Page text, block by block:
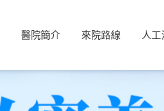
醫院簡介 來院路線 人工